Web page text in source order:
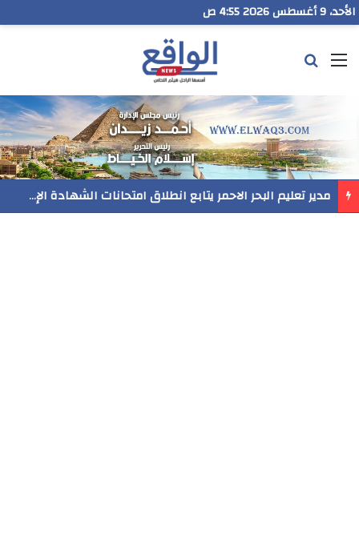
الأحد، 9 أغسطس 2026 4:55 ص
القائمة
مدير تعليم البحر الاحمر يتابع انطلاق امتحانات الشهادة الإعدادية ويؤكد: الانضباط